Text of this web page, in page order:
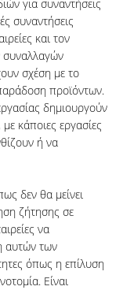
για συναντήσεις
συναντήσεις
και τον
συναλλαγών
σχέση με το
προϊόντων.
δημιουργούν
κάποιες εργασίες
ή να
δεν θα μείνει
ζήτησης σε
να
αυτών των
όπως η επίλυση
Είναι